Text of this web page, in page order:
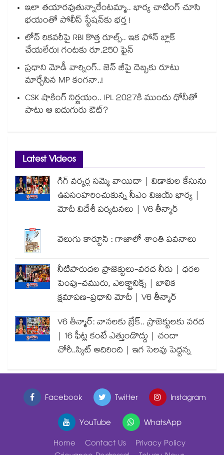
ఇలా తయారవుతున్నారేంటమ్మా.. భార్య చాటింగ్ చూసి
భయంతో పోలీస్ స్టేషన్⁫కు భర్త !
లోన్ రికవరీపై RBI కొత్త రూల్స్.. ఇక ఫోన్ బ్లాక్
చేయలేరు! గంటకు రూ.250 ఫైన్
ప్రధాని మోడీ వార్నింగ్.. జెన్ జీపై దెబ్బకు రూటు
మార్చేసిన MP కంగనా..!
CSK షాకింగ్ నిర్ణయం.. IPL 2027కి ముందు ధోనీతో
పాటు ఆ ఐదుగురు ఔట్?
Latest Videos
గిగ్ వర్కర్ల సమ్మె వాయిదా | విడాకుల కేసును
ఉపసంహరించుకున్న సీఎం విజయ్ భార్య |
మోదీ విదేశీ పర్యటనలు | V6 తీన్మార్
వెలుగు కార్టూన్ : గాజాలో శాంతి పవనాలు
నీటిపారుదల ప్రాజెక్టులు-వరద నీరు | ధరల
పెంపు-చమురు, ఎలక్ట్రానిక్స్ | బాలిక
క్షమాపణ-ప్రధాని మోదీ | V6 తీన్మార్
V6 తీన్మార్: వానలకు బ్రేక్.. ప్రాజెక్టులకు వరద
| 16 ఫీట్ల కంటే ఎత్తుండొద్దు | చందా
చోరీ..స్కిట్ అదిరింది | ఇగ సెలవు పెద్దన్న
Facebook Twitter
Instagram
YouTube
WhatsApp
Home
Contact Us
Privacy Policy